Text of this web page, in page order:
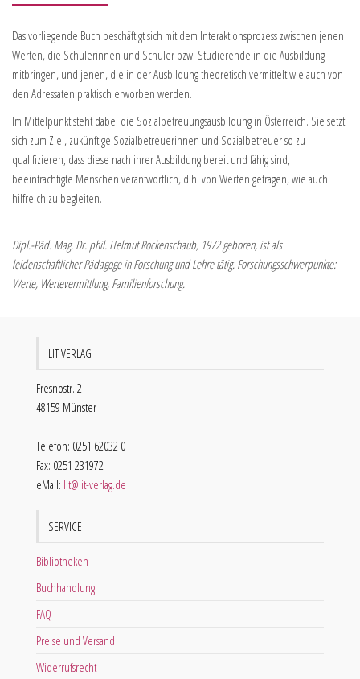
Das vorliegende Buch beschäftigt sich mit dem Interaktionsprozess zwischen jenen
Werten, die Schülerinnen und Schüler bzw. Studierende in die Ausbildung
mitbringen, und jenen, die in der Ausbildung theoretisch vermittelt wie auch von
den Adressaten praktisch erworben werden.
Im Mittelpunkt steht dabei die Sozialbetreuungsausbildung in Österreich. Sie setzt
sich zum Ziel, zukünftige Sozialbetreuerinnen und Sozialbetreuer so zu
qualifizieren, dass diese nach ihrer Ausbildung bereit und fähig sind,
beeinträchtigte Menschen verantwortlich, d.h. von Werten getragen, wie auch
hilfreich zu begleiten.
Dipl.-Päd. Mag. Dr. phil. Helmut Rockenschaub, 1972 geboren, ist als
leidenschaftlicher Pädagoge in Forschung und Lehre tätig. Forschungsschwerpunkte:
Werte, Wertevermittlung, Familienforschung.
LIT VERLAG
Fresnostr. 2
48159 Münster
Telefon: 0251 62032 0
Fax: 0251 231972
eMail: lit@lit-verlag.de
SERVICE
Bibliotheken
Buchhandlung
FAQ
Preise und Versand
Widerrufsrecht